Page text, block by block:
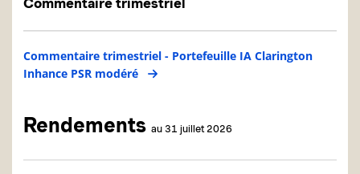
Commentaire trimestriel
Commentaire trimestriel - Portefeuille IA Clarington
Inhance PSR modéré
Rendements au 31 juillet 2026